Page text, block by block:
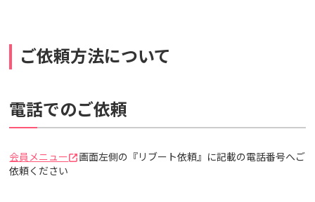
ご依頼方法について
電話でのご依頼
会員メニュー
画面左側の『リブート依頼』に記載の電話番号へご
依頼ください